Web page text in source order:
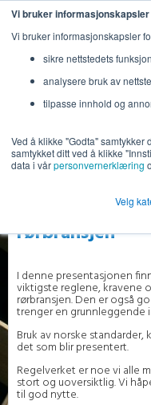
Vi bruker
Vi bruker informasjonskapsler
sikre nettstedets
analysere bruk av
tilpasse innhold og
Ved å klikke "Godta"
samtykket ditt ved å klikke
data i vårpersonvernerklæring
Velg
Last ned gratis
Viktige krav
rørbransjen
I denne presentasjonen
viktigste reglene, kravene
rørbransjen. Den er også
trenger en grunnleggende
Bruk av norske standarder,
det som blir presentert.
Regelverket er noe vi alle
stort og uoversiktlig. Vi
til god nytte.